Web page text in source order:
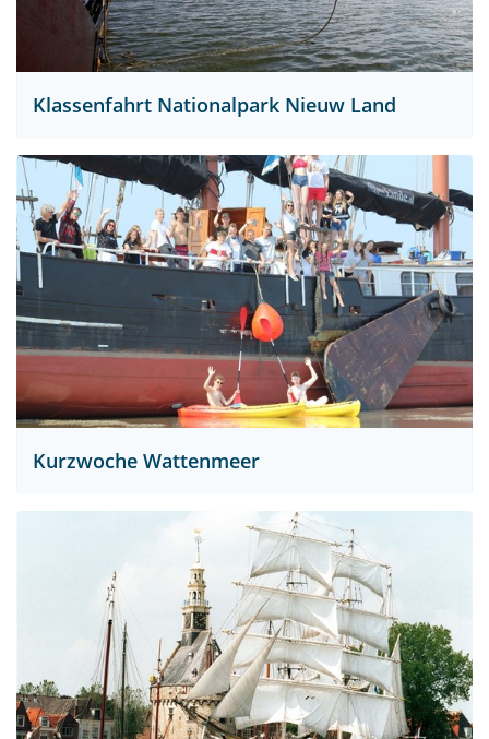
Klassenfahrt Nationalpark Nieuw Land
Kurzwoche Wattenmeer